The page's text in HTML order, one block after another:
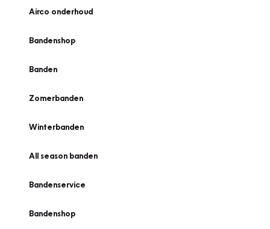
Airco onderhoud
Bandenshop
Banden
Zomerbanden
Winterbanden
All season banden
Bandenservice
Bandenshop